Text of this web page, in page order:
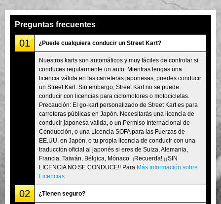
Cambiar Tienda
Tokyo Shinagawa
Tokyo Shibuya Annex Tokyo Bay
Tokyo Asakusa Osaka
Okinawa
Preguntas frecuentes
01 ¿Puede cualquiera conducir un Street Kart?
Nuestros karts son automáticos y muy fáciles de controlar si
conduces regularmente un auto. Mientras tengas una
licencia válida en las carreteras japonesas, puedes conducir
un Street Kart. Sin embargo, Street Kart no se puede
conducir con licencias para ciclomotores o motocicletas.
Precaución: El go-kart personalizado de Street Kart es para
carreteras públicas en Japón. Necesitarás una licencia de
conducir japonesa válida, o un Permiso Internacional de
Conducción, o una Licencia SOFA para las Fuerzas de
EE.UU. en Japón, o tu propia licencia de conducir con una
traducción oficial al japonés si eres de Suiza, Alemania,
Francia, Taiwán, Bélgica, Mónaco. ¡Recuerda! ¡¡SIN
LICENCIA NO SE CONDUCE!! Para Más información sobre
Licencias
02 ¿Tienen seguro?